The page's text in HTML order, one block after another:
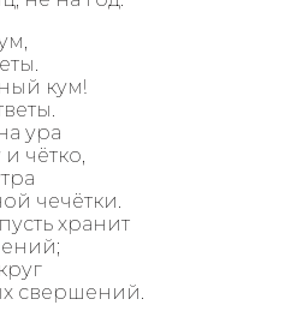
кум!
ура
чётко,
чечётки.
хранит
свершений.